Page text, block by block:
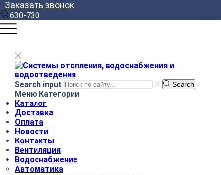
Заказать звонок
630-730
Search input Search
Меню Категории
Каталог
Доставка
Оплата
Новости
Контакты
Вентиляция
Водоснабжение
Автоматика